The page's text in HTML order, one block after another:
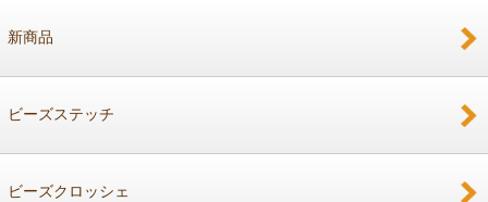
新商品
ビーズステッチ
ビーズクロッシェ